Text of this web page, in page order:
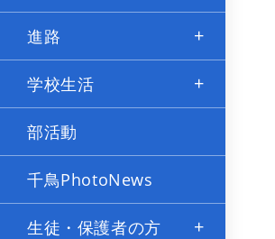
進路
学校生活
部活動
千鳥PhotoNews
生徒・保護者の方